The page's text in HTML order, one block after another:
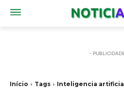
-
Início Tags Inteligencia artificial